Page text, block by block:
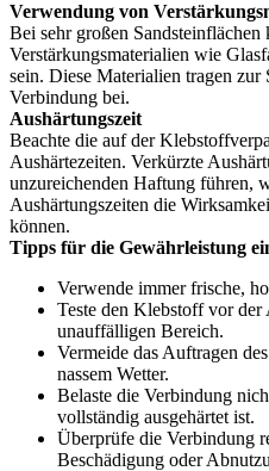
Verwendung von
Bei sehr großen
Verstärkungsmaterialien wie
sein. Diese Materialien tragen
Verbindung bei.
Aushärtungszeit
Beachte die auf der
Aushärtezeiten. Verkürzte
unzureichenden Haftung führen,
Aushärtungszeiten die
können.
Tipps für die Gewährleistung
Verwende immer frische,
Teste den Klebstoff vor
unauffälligen Bereich.
Vermeide das Auftragen
nassem Wetter.
Belaste die Verbindung
vollständig ausgehärtet ist.
Überprüfe die Verbindung
Beschädigung oder